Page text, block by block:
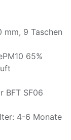
9 Taschen
65%
BFT SF06
4-6 Monate